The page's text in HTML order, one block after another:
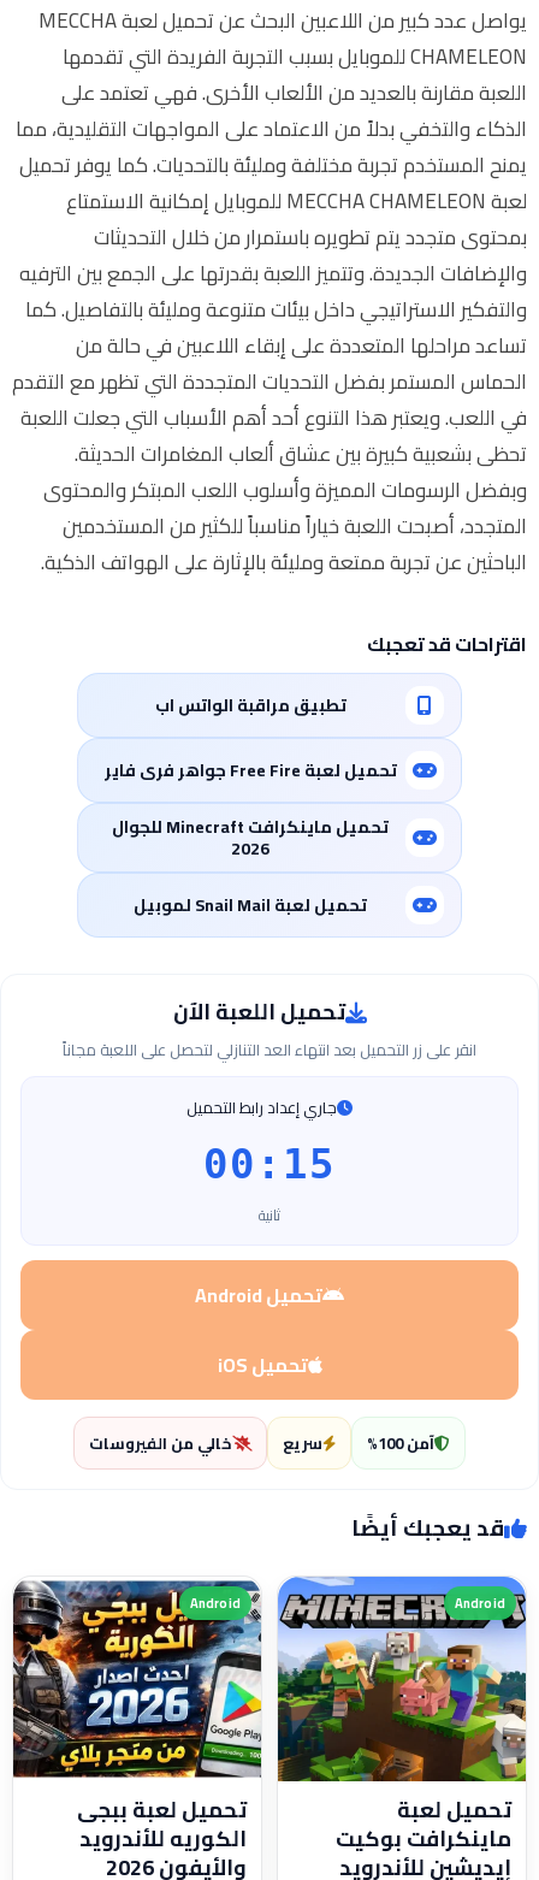
يواصل عدد كبير من اللاعبين البحث عن تحميل لعبة MECCHA
CHAMELEON للموبايل بسبب التجربة الفريدة التي تقدمها
اللعبة مقارنة بالعديد من الألعاب الأخرى. فهي تعتمد على
الذكاء والتخفي بدلاً من الاعتماد على المواجهات التقليدية، مما
يمنح المستخدم تجربة مختلفة ومليئة بالتحديات. كما يوفر تحميل
لعبة MECCHA CHAMELEON للموبايل إمكانية الاستمتاع
بمحتوى متجدد يتم تطويره باستمرار من خلال التحديثات
والإضافات الجديدة. وتتميز اللعبة بقدرتها على الجمع بين الترفيه
والتفكير الاستراتيجي داخل بيئات متنوعة ومليئة بالتفاصيل. كما
تساعد مراحلها المتعددة على إبقاء اللاعبين في حالة من
الحماس المستمر بفضل التحديات المتجددة التي تظهر مع التقدم
في اللعب. ويعتبر هذا التنوع أحد أهم الأسباب التي جعلت اللعبة
تحظى بشعبية كبيرة بين عشاق ألعاب المغامرات الحديثة.
وبفضل الرسومات المميزة وأسلوب اللعب المبتكر والمحتوى
المتجدد، أصبحت اللعبة خياراً مناسباً للكثير من المستخدمين
الباحثين عن تجربة ممتعة ومليئة بالإثارة على الهواتف الذكية.
اقتراحات قد تعجبك
تطبيق مراقبة الواتس اب
تحميل لعبة Free Fire جواهر فرى فاير
تحميل ماينكرافت Minecraft للجوال
2026
تحميل لعبة Snail Mail لموبيل
تحميل اللعبة الآن
انقر على زر التحميل بعد انتهاء العد التنازلي لتحصل على اللعبة مجاناً
جاري إعداد رابط التحميل
00:14
ثانية
تحميل Android
تحميل iOS
آمن 100% سريع خالي من الفيروسات
قد يعجبك أيضًا
Android
تحميل لعبة
ماينكرافت بوكيت
إيديشين للأندرويد
Android
تحميل لعبة ببجى
الكوريه للأندرويد
والأيفون 2026